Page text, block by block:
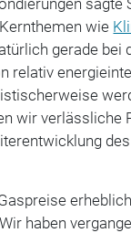
wie
gerade bei
relativ
wir verlässliche
haben